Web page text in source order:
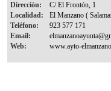
Dirección:
Localidad:
Teléfono:
Email:
Web: